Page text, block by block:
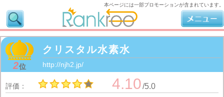
2位
クリスタル水素水
http://njh2.jp/
評価： 4.10/5.0
本ページには一部プロモーションが含まれています。